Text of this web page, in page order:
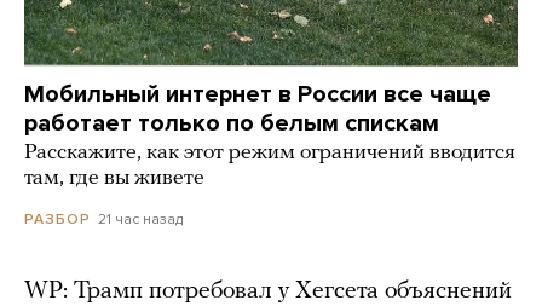
Мобильный интернет в России все чаще
работает только по белым спискам
Расскажите, как этот режим ограничений вводится
там, где вы живете
РАЗБОР 21 час назад
WP: Трамп потребовал у Хегсета объяснений